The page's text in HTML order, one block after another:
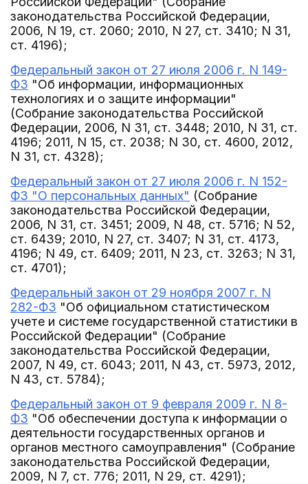
законодательства Российской Федерации,
2006, N 19, ст. 2060; 2010, N 27, ст. 3410; N 31,
ст. 4196);
Федеральный закон от 27 июля 2006 г. N 149-
ФЗ "Об информации, информационных
технологиях и о защите информации"
(Собрание законодательства Российской
Федерации, 2006, N 31, ст. 3448; 2010, N 31, ст.
4196; 2011, N 15, ст. 2038; N 30, ст. 4600, 2012,
N 31, ст. 4328);
Федеральный закон от 27 июля 2006 г. N 152-
ФЗ "О персональных данных" (Собрание
законодательства Российской Федерации,
2006, N 31, ст. 3451; 2009, N 48, ст. 5716; N 52,
ст. 6439; 2010, N 27, ст. 3407; N 31, ст. 4173,
4196; N 49, ст. 6409; 2011, N 23, ст. 3263; N 31,
ст. 4701);
Федеральный закон от 29 ноября 2007 г. N
282-ФЗ "Об официальном статистическом
учете и системе государственной статистики в
Российской Федерации" (Собрание
законодательства Российской Федерации,
2007, N 49, ст. 6043; 2011, N 43, ст. 5973, 2012,
N 43, ст. 5784);
Федеральный закон от 9 февраля 2009 г. N 8-
ФЗ "Об обеспечении доступа к информации о
деятельности государственных органов и
органов местного самоуправления" (Собрание
законодательства Российской Федерации,
2009, N 7, ст. 776; 2011, N 29, ст. 4291);